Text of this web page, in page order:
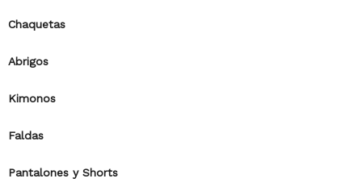
Chaquetas
Abrigos
Kimonos
Faldas
Pantalones y Shorts